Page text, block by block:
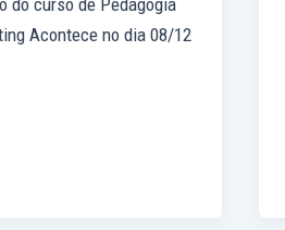
do curso de Pedagogia
Acontece no dia 08/12